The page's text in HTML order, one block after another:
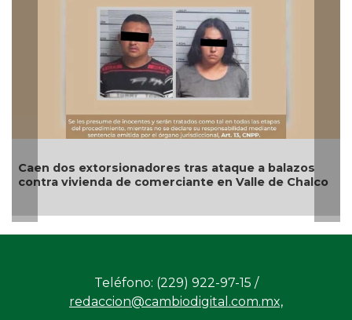
tras ataque a balazos
en Valle de Chalco
Aseguran más de una
camión en Tabasco;
Teléfono: (229) 922-97-15 /
redaccion@cambiodigital.com.mx,